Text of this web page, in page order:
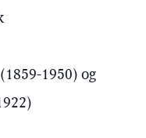
1950) og